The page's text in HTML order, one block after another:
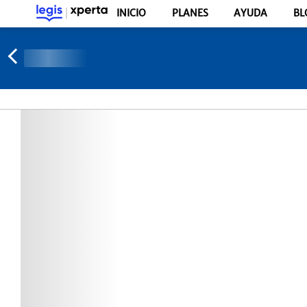
INICIO PLANES AYUDA